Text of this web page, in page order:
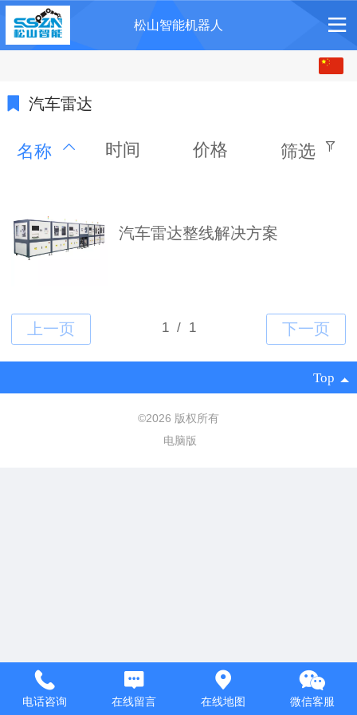
松山智能机器人
汽车雷达
名称 时间 价格 筛选
汽车雷达整线解决方案
Top
©2026 版权所有
电脑版
电话咨询 在线留言 在线地图 微信客服